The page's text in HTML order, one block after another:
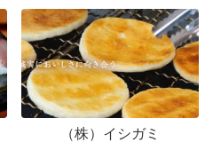
（株）イシガミ